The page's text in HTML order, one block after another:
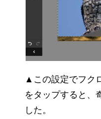
▲この設定でフク
をタップすると、
した。